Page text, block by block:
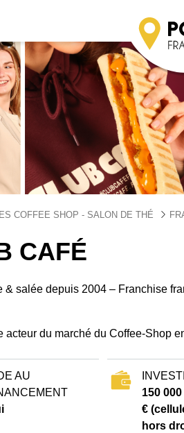
COFFEE SHOP - SALON DE THÉ
CAFÉ
salée depuis 2004 – Franchise
du marché du Coffee-Shop
AU
150
€
hors